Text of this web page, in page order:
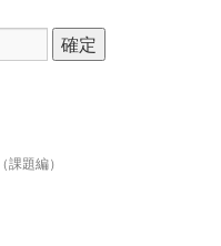
題編）